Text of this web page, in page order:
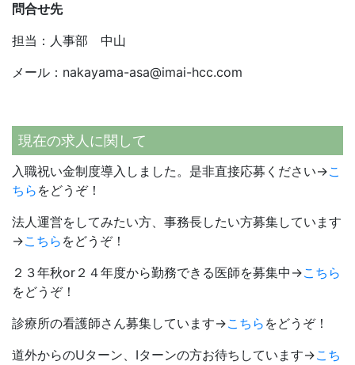
問合せ先
担当：人事部 中山
メール：nakayama-asa@imai-hcc.com
現在の求人に関して
入職祝い金制度導入しました。是非直接応募ください→こ
ちら をどうぞ！
法人運営をしてみたい方、事務長したい方募集しています
→こちら をどうぞ！
２３年秋or２４年度から勤務できる医師を募集中→こちら
をどうぞ！
診療所の看護師さん募集しています→こちら をどうぞ！
道外からのUターン、Iターンの方お待ちしています→こち